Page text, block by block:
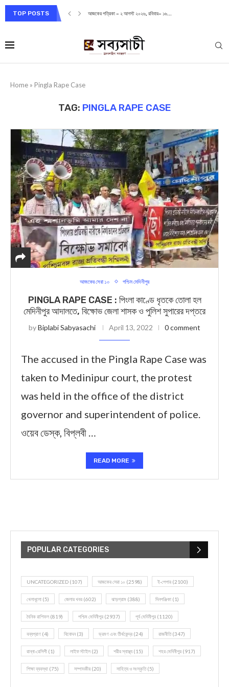
TOP POSTS আজকের পত্রিকা – ২ আগস্ট ২০২৬, রবিবার– ১৬...
Home » Pingla Rape Case
TAG: PINGLA RAPE CASE
আজকের সেরা ১০ পশ্চিম মেদিনীপুর
PINGLA RAPE CASE : পিংলা কাণ্ডে ধৃতকে তোলা হল
মেদিনীপুর আদালতে, বিক্ষোভ জেলা শাসক ও পুলিশ সুপারের দপ্তরে
byBiplabi Sabyasachi April 13, 2022 0 comment
The accused in the Pingla Rape Case was
taken to Medinipur court, the protest
was held in the office of the district
governor and superintendent of police.
ওয়েব ডেস্ক, বিপ্লবী …
READ MORE
POPULAR CATEGORIES
UNCATEGORIZED (107) আজকের সেরা ১০ (2598) ই-পেপার (2100)
খেলাধূলো (5) জেলার খবর (602) ঝাড়গ্রাম (388) দিনপঞ্জিকা (1)
দৈনিক রাশিফল (819) পশ্চিম মেদিনীপুর (2937) পূর্ব মেদিনীপুর (1120)
বন্যপ্রাণ (4) বিনোদন(3) ভ্রমণ এবং তীর্থকেন্দ্র (24) রাজনীতি(347)
রান্না-রেসিপী (1) লাইফ স্টাইল (2) শরীর স্বাস্থ্য (15) শহর মেদিনীপুর (917)
শিক্ষা ব্যবস্থা (75) সম্পাদকীয় (20) সাহিত্য ও সংস্কৃতি(5)